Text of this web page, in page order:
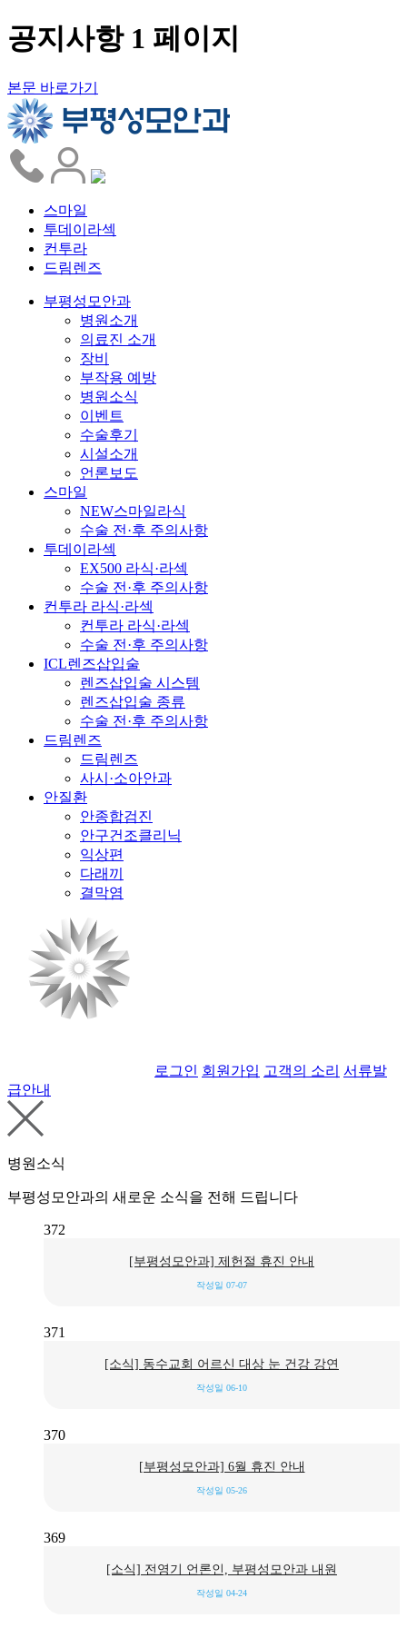
공지사항 1 페이지
본문 바로가기
스마일
투데이라섹
컨투라
드림렌즈
부평성모안과
병원소개
의료진 소개
장비
부작용 예방
병원소식
이벤트
수술후기
시설소개
언론보도
스마일
NEW스마일라식
수술 전·후 주의사항
투데이라섹
EX500 라식·라섹
수술 전·후 주의사항
컨투라 라식·라섹
컨투라 라식·라섹
수술 전·후 주의사항
ICL렌즈삽입술
렌즈삽입술 시스템
렌즈삽입술 종류
수술 전·후 주의사항
드림렌즈
드림렌즈
사시·소아안과
안질환
안종합검진
안구건조클리닉
익상편
다래끼
결막염
로그인 회원가입 고객의 소리 서류발
급안내
병원소식
부평성모안과의 새로운 소식을 전해 드립니다
372
[부평성모안과] 제헌절 휴진 안내
작성일 07-07
371
[소식] 동수교회 어르신 대상 눈 건강 강연
작성일 06-10
370
[부평성모안과] 6월 휴진 안내
작성일 05-26
369
[소식] 전영기 언론인, 부평성모안과 내원
작성일 04-24